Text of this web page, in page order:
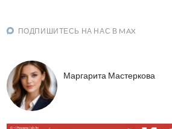
ПОДПИШИТЕСЬ НА НАС В MAX
Маргарита Мастеркова